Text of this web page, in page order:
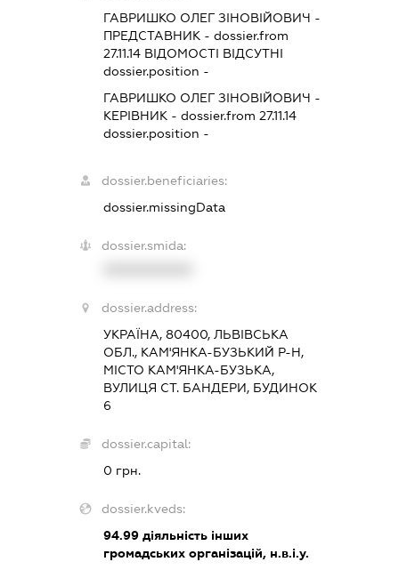
ГАВРИШКО ОЛЕГ ЗІНОВІЙОВИЧ -
ПРЕДСТАВНИК- dossier.from
27.11.14ВІДОМОСТІ ВІДСУТНІ
dossier.position -
ГАВРИШКО ОЛЕГ ЗІНОВІЙОВИЧ -
КЕРІВНИК- dossier.from 27.11.14
dossier.position -
dossier.beneficiaries:
dossier.missingData
dossier.smida:
dossier.address:
УКРАЇНА, 80400, ЛЬВІВСЬКА
ОБЛ., КАМ'ЯНКА-БУЗЬКИЙ Р-Н,
МІСТО КАМ'ЯНКА-БУЗЬКА,
ВУЛИЦЯ СТ. БАНДЕРИ, БУДИНОК
6
dossier.capital:
0 грн.
dossier.kveds:
94.99діяльність інших
громадських організацій, н.в.і.у.